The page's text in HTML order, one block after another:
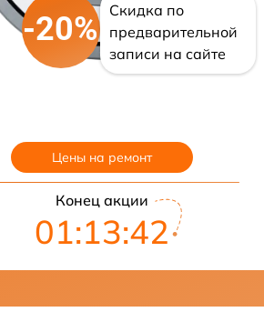
-20%
Скидка по
предварительной
записи на сайте
Цены на ремонт
Конец акции
01:13:41